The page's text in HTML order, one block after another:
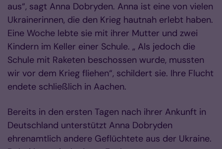
aus“, sagt Anna Dobryden. Anna ist eine von vielen
Ukrainerinnen, die den Krieg hautnah erlebt haben.
Eine Woche lebte sie mit ihrer Mutter und zwei
Kindern im Keller einer Schule. „ Als jedoch die
Schule mit Raketen beschossen wurde, mussten
wir vor dem Krieg fliehen“, schildert sie. Ihre Flucht
endete schließlich in Aachen.
Bereits in den ersten Tagen nach ihrer Ankunft in
Deutschland unterstützt Anna Dobryden
ehrenamtlich andere Geflüchtete aus der Ukraine.